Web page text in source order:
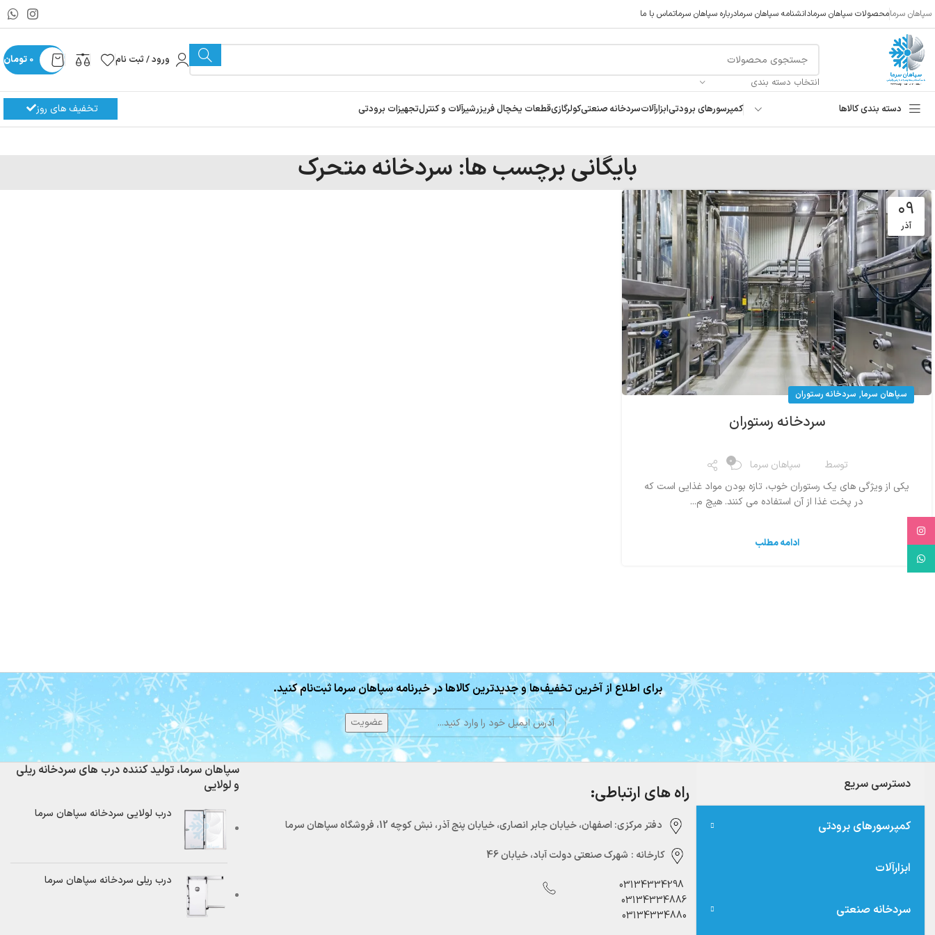
سپاهان سرمامحصولات سپاهان سرمادانشنامه سپاهان سرمادرباره سپاهان سرماتماس با ما
انتخاب دسته بندی
ورود / ثبت نام 0 تومان
دسته بندی کالاها کمپرسورهای برودتیابزارآلاتسردخانه صنعتیکولرگازیقطعات یخچال فریزرشیرآلات و کنترلتجهیزات برودتی تخفیف های روز
بایگانی برچسب ها: سردخانه متحرک
۰۹
آذر
سپاهان سرما, سردخانه رستوران
سردخانه رستوران
توسط سپاهان سرما 0
یکی از ویژگی های یک رستوران خوب، تازه بودن مواد غذایی است که
در پخت غذا از آن استفاده می کنند. هیچ م...
ادامه مطلب
برای اطلاع از آخرین تخفیف‌ها و جدیدترین کالاها در خبرنامه سپاهان سرما ثبت‌نام کنید.
دسترسی سریع
کمپرسورهای برودتی
ابزارآلات
سردخانه صنعتی
راه های ارتباطی:
دفتر مرکزی:‌ اصفهان، خیابان جابر انصاری، خیابان پنج آذر، نبش کوچه 12، فروشگاه سپاهان سرما
کارخانه : شهرک صنعتی دولت آباد، خیابان 46
03134334298
03134334886
03134334880
سپاهان سرما، تولید کننده درب های سردخانه ریلی
و لولایی
درب لولایی سردخانه سپاهان سرما
درب ریلی سردخانه سپاهان سرما